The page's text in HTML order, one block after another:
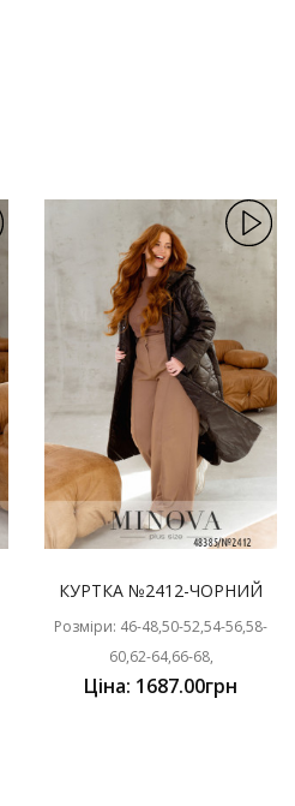
КУРТКА №2412-ЧОРНИЙ
Розміри: 46-48,50-52,54-56,58-
60,62-64,66-68,
Ціна: 1687.00грн